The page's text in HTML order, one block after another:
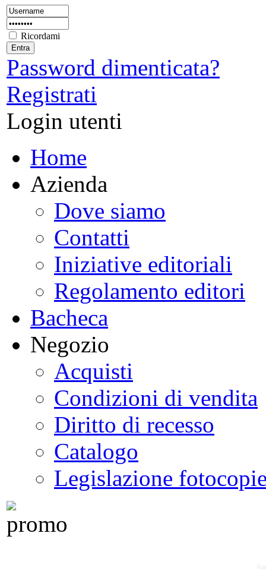
Ricordami
Password dimenticata?
Registrati
Login utenti
Home
Azienda
Dove siamo
Contatti
Iniziative editoriali
Regolamento editori
Bacheca
Negozio
Acquisti
Condizioni di vendita
Diritto di recesso
Catalogo
Legislazione